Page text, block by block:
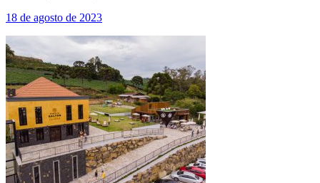
18 de agosto de 2023